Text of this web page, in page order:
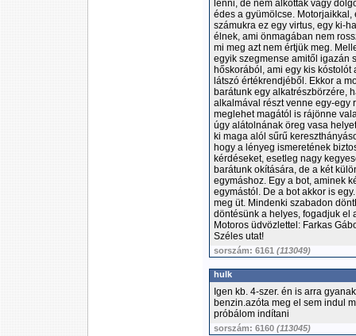
lenni, de nem alkottak vagy
édes a gyümölcse.
számukra ez egy virtus, egy ki-
élnek, ami önmagában nem
mi meg azt nem értjük meg.
egyik szegmense amitől igazán
hőskorából, ami egy kis
látszó értékrendjéből. Ekkor a
barátunk egy alkatrészbörzére,
alkalmával részt venne egy-egy
meglehet magától is rájönne
úgy alátolnának öreg vasa
ki maga alól sűrű
hogy a lényeg ismeretének
kérdéseket, esetleg nagy
barátunk okítására, de a két
egymáshoz. Egy a bot, aminek
egymástól. De a bot akkor is
meg üt. Mindenki szabadon
döntésünk a helyes, fogadjuk el
Motoros üdvözlettel: Farkas
Széles utat!
sorszám: 6161 (113049)
hulk
Igen kb. 4-szer. én is arra
benzin.azóta meg el sem indul
próbálom indítani
sorszám: 6160 (113045)